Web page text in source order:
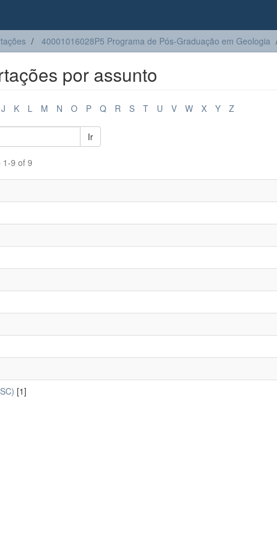
40001016028P5 Programa de Pós-Graduação em Geologia
por assunto
J K L M N O P Q R S T U V W X Y Z
Ir
1-9 of 9
[1]